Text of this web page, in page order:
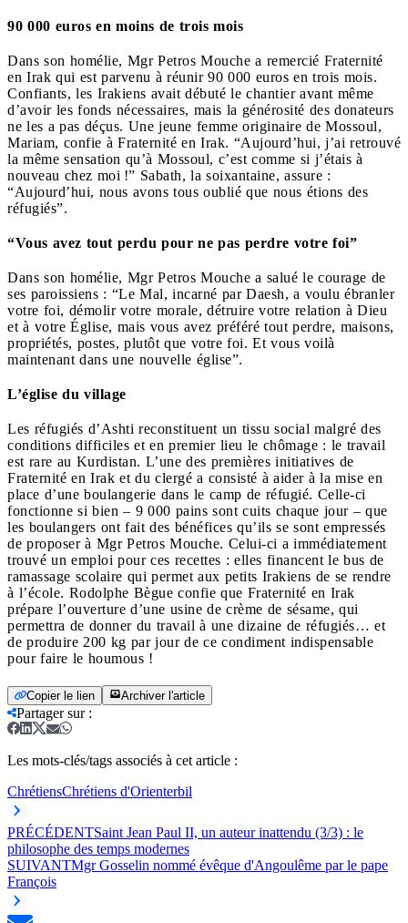
90 000 euros en moins de trois mois
Dans son homélie, Mgr Petros Mouche a remercié Fraternité
en Irak qui est parvenu à réunir 90 000 euros en trois mois.
Confiants, les Irakiens avait débuté le chantier avant même
d’avoir les fonds nécessaires, mais la générosité des donateurs
ne les a pas déçus. Une jeune femme originaire de Mossoul,
Mariam, confie à Fraternité en Irak. “Aujourd’hui, j’ai retrouvé
la même sensation qu’à Mossoul, c’est comme si j’étais à
nouveau chez moi !” Sabath, la soixantaine, assure :
“Aujourd’hui, nous avons tous oublié que nous étions des
réfugiés”.
“Vous avez tout perdu pour ne pas perdre votre foi”
Dans son homélie, Mgr Petros Mouche a salué le courage de
ses paroissiens : “Le Mal, incarné par Daesh, a voulu ébranler
votre foi, démolir votre morale, détruire votre relation à Dieu
et à votre Église, mais vous avez préféré tout perdre, maisons,
propriétés, postes, plutôt que votre foi. Et vous voilà
maintenant dans une nouvelle église”.
L’église du village
Les réfugiés d’Ashti reconstituent un tissu social malgré des
conditions difficiles et en premier lieu le chômage : le travail
est rare au Kurdistan. L’une des premières initiatives de
Fraternité en Irak et du clergé a consisté à aider à la mise en
place d’une boulangerie dans le camp de réfugié. Celle-ci
fonctionne si bien – 9 000 pains sont cuits chaque jour – que
les boulangers ont fait des bénéfices qu’ils se sont empressés
de proposer à Mgr Petros Mouche. Celui-ci a immédiatement
trouvé un emploi pour ces recettes : elles financent le bus de
ramassage scolaire qui permet aux petits Irakiens de se rendre
à l’école. Rodolphe Bègue confie que Fraternité en Irak
prépare l’ouverture d’une usine de crème de sésame, qui
permettra de donner du travail à une dizaine de réfugiés… et
de produire 200 kg par jour de ce condiment indispensable
pour faire le houmous !
Copier le lien Archiver l'article
Partager sur:
Les mots-clés/tags associés à cet article :
ChrétiensChrétiens d'Orienterbil
PRÉCÉDENTSaint Jean Paul II, un auteur inattendu (3/3) : le
philosophe des temps modernes
SUIVANTMgr Gosselin nommé évêque d'Angoulême par le pape
François